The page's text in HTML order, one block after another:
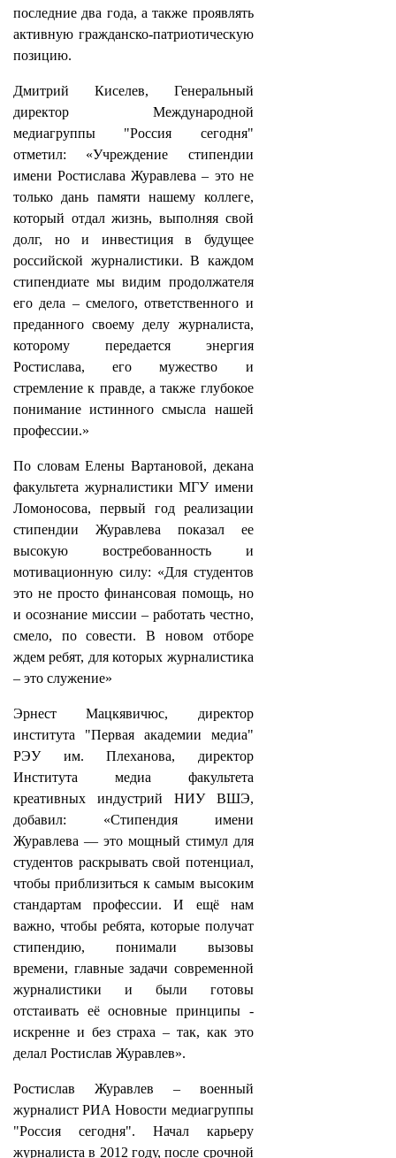
последние два года, а также проявлять
активную гражданско-патриотическую
позицию.
Дмитрий Киселев, Генеральный
директор Международной
медиагруппы "Россия сегодня"
отметил: «Учреждение стипендии
имени Ростислава Журавлева – это не
только дань памяти нашему коллеге,
который отдал жизнь, выполняя свой
долг, но и инвестиция в будущее
российской журналистики. В каждом
стипендиате мы видим продолжателя
его дела – смелого, ответственного и
преданного своему делу журналиста,
которому передается энергия
Ростислава, его мужество и
стремление к правде, а также глубокое
понимание истинного смысла нашей
профессии.»
По словам Елены Вартановой, декана
факультета журналистики МГУ имени
Ломоносова, первый год реализации
стипендии Журавлева показал ее
высокую востребованность и
мотивационную силу: «Для студентов
это не просто финансовая помощь, но
и осознание миссии – работать честно,
смело, по совести. В новом отборе
ждем ребят, для которых журналистика
– это служение»
Эрнест Мацкявичюс, директор
института "Первая академии медиа"
РЭУ им. Плеханова, директор
Института медиа факультета
креативных индустрий НИУ ВШЭ,
добавил: «Стипендия имени
Журавлева — это мощный стимул для
студентов раскрывать свой потенциал,
чтобы приблизиться к самым высоким
стандартам профессии. И ещё нам
важно, чтобы ребята, которые получат
стипендию, понимали вызовы
времени, главные задачи современной
журналистики и были готовы
отстаивать её основные принципы -
искренне и без страха – так, как это
делал Ростислав Журавлев».
Ростислав Журавлев – военный
журналист РИА Новости медиагруппы
"Россия сегодня". Начал карьеру
журналиста в 2012 году, после срочной